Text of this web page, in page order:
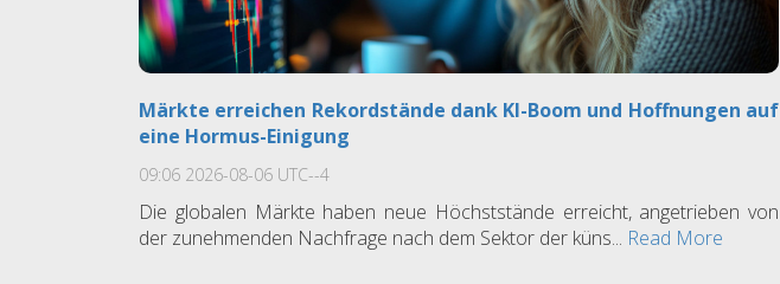
Märkte erreichen Rekordstände dank KI-Boom und Hoffnungen auf
eine Hormus-Einigung
09:06 2026-08-06 UTC--4
Die globalen Märkte haben neue Höchststände erreicht, angetrieben von
der zunehmenden Nachfrage nach dem Sektor der küns... Read More